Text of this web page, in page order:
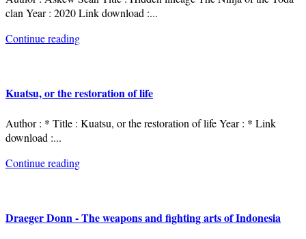
clan Year : 2020 Link download :...
Continue reading
Kuatsu, or the restoration of life
Author : * Title : Kuatsu, or the restoration of life Year : * Link
download :...
Continue reading
Draeger Donn - The weapons and fighting arts of Indonesia